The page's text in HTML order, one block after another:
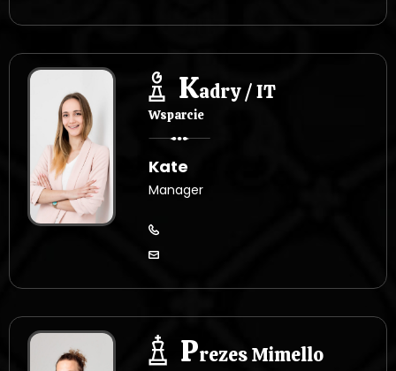
Kadry / IT
Wsparcie
Kate
Manager
Prezes Mimello